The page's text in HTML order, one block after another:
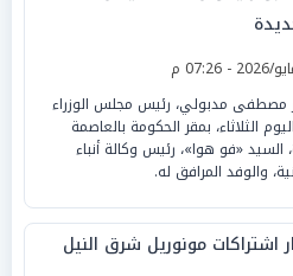
مصطفى مدبولي، رئيس مجلس الوزراء
الثلاثاء، بمقر الحكومة بالعاصمة
السيد «فو هوا»، رئيس وكالة أنباء
والوفد المرافق له.
اشتراكات مونوريل شرق النيل